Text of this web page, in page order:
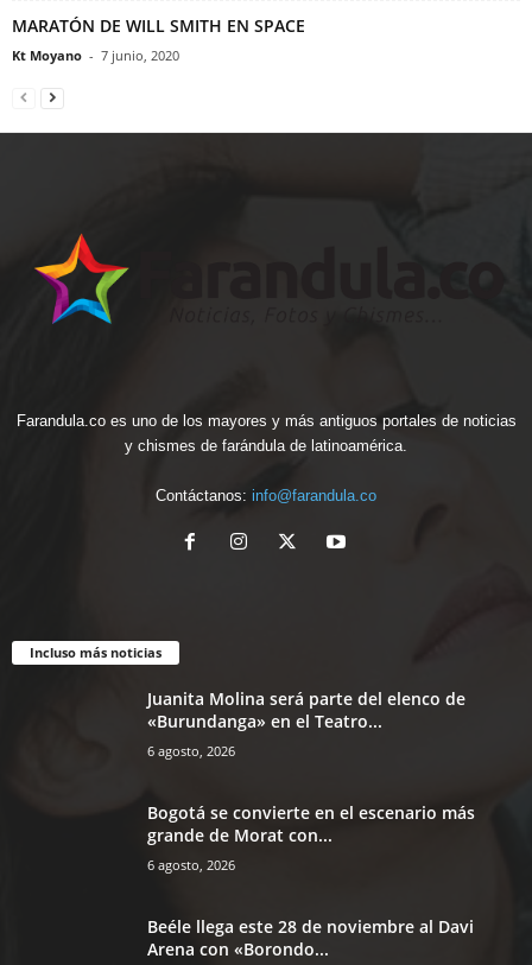
MARATÓN DE WILL SMITH EN SPACE
Kt Moyano - 7 junio, 2020
Farandula.co es uno de los mayores y más antiguos portales de noticias
y chismes de farándula de latinoamérica.
Contáctanos: info@farandula.co
Incluso más noticias
Juanita Molina será parte del elenco de
«Burundanga» en el Teatro...
6 agosto, 2026
Bogotá se convierte en el escenario más
grande de Morat con...
6 agosto, 2026
Beéle llega este 28 de noviembre al Davi
Arena con «Borondo...